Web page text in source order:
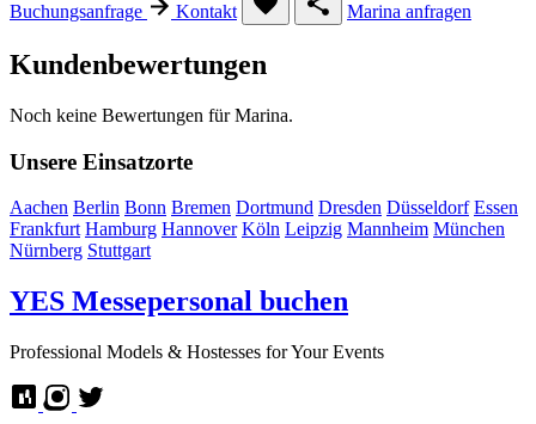
Buchungsanfrage
Kontakt Marina anfragen
Kundenbewertungen
Noch keine Bewertungen für Marina.
Unsere Einsatzorte
Aachen Berlin Bonn Bremen Dortmund Dresden Düsseldorf Essen
Frankfurt Hamburg Hannover Köln Leipzig Mannheim München
Nürnberg Stuttgart
YES Messepersonal buchen
Professional Models & Hostesses for Your Events